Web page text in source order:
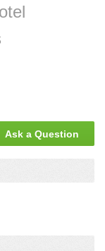
Ask a Question